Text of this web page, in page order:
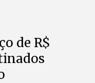
de R$